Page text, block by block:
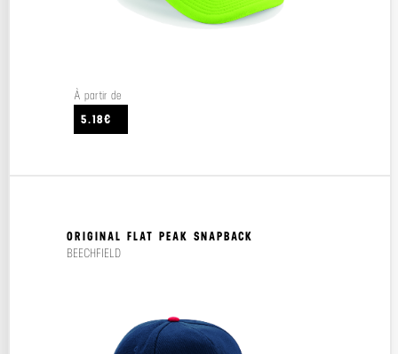
À partir de
5.18€
ORIGINAL FLAT PEAK SNAPBACK
BEECHFIELD